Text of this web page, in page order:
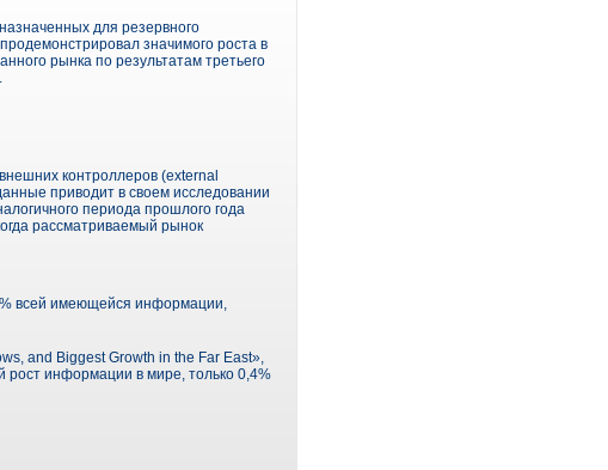
для резервного
значимого роста в
рынка по результатам третьего
контроллеров (external
приводит в своем исследовании
периода прошлого года
рассматриваемый рынок
всей имеющейся информации,
and Biggest Growth in the Far East»,
рост информации в мире, только 0,4%